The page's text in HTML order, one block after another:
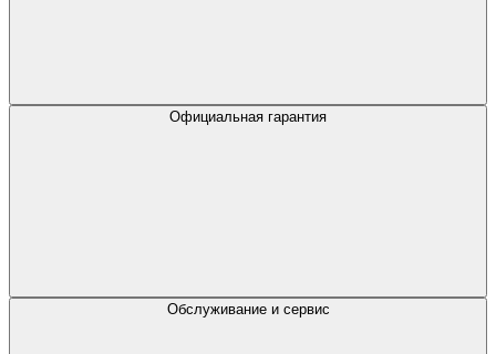
Официальная гарантия
Обслуживание и сервис